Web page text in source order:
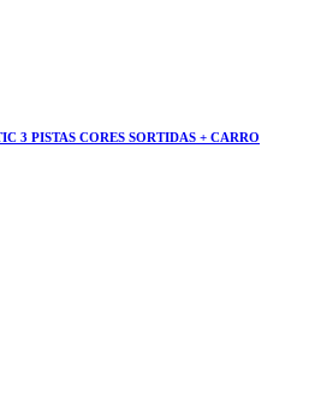
3 PISTAS CORES SORTIDAS + CARRO